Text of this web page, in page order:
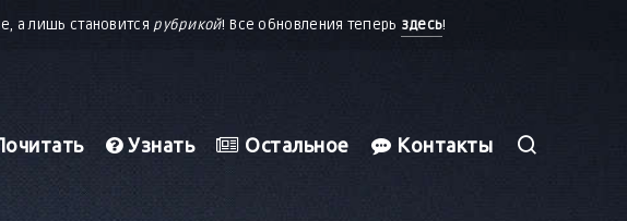
а лишь становится рубрикой! Все обновления теперь здесь!
Узнать Остальное Контакты